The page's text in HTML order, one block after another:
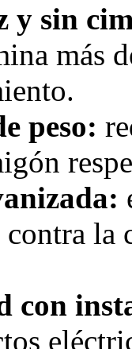
y sin
más
peso:
la
con